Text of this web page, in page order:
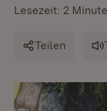
Lesezeit: 2
Teilen